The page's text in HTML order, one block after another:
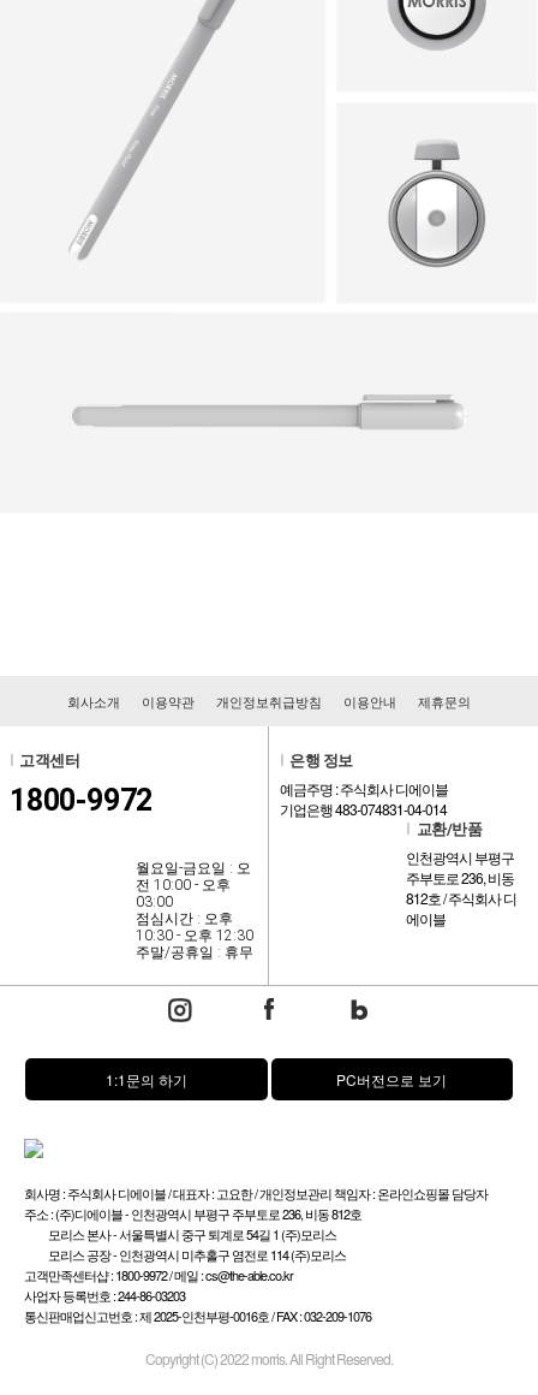
회사소개 이용약관 개인정보취급방침 이용안내 제휴문의
고객센터
1800-9972
월요일-금요일 : 오
전 10:00 - 오후
03:00
점심시간 : 오후
10:30 - 오후 12:30
주말/공휴일 : 휴무
은행 정보
예금주명 : 주식회사 디에이블
기업은행 483-074831-04-014
교환/반품
인천광역시 부평구
주부토로 236, 비동
812호 / 주식회사 디
에이블
1:1문의 하기 PC버전으로 보기
회사명 : 주식회사 디에이블 / 대표자 : 고요한 / 개인정보관리 책임자 : 온라인쇼핑몰 담당자
주소 : (주)디에이블 - 인천광역시 부평구 주부토로 236, 비동 812호
모리스 본사 - 서울특별시 중구 퇴계로 54길 1 (주)모리스
모리스 공장 - 인천광역시 미추홀구 염전로 114 (주)모리스
고객만족센터샵 : 1800-9972 / 메일 : cs@the-able.co.kr
사업자 등록번호 : 244-86-03203
통신판매업신고번호 : 제 2025-인천부평-0016호 / FAX : 032-209-1076
Copyright (C) 2022 morris. All Right Reserved.